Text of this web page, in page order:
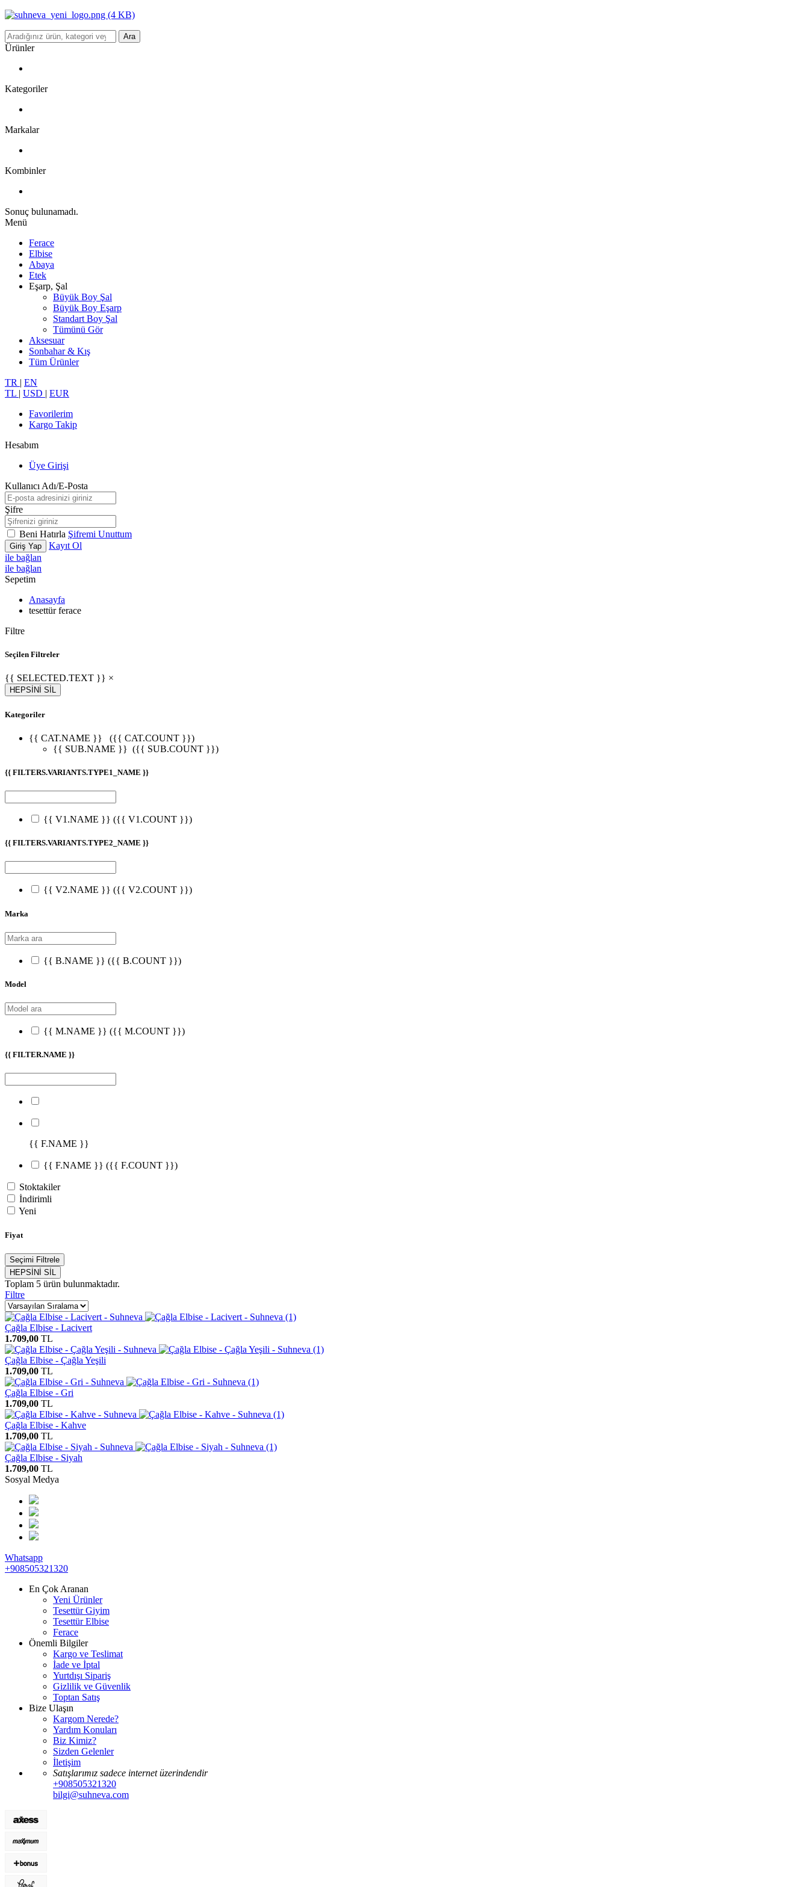
Ara
Ürünler
Kategoriler
Markalar
Kombinler
Sonuç bulunamadı.
Menü
Ferace
Elbise
Abaya
Etek
Eşarp, Şal
Büyük Boy Şal
Büyük Boy Eşarp
Standart Boy Şal
Tümünü Gör
Aksesuar
Sonbahar & Kış
Tüm Ürünler
TR | EN
TL | USD | EUR
Favorilerim
Kargo Takip
Hesabım
Üye Girişi
Kullanıcı Adı/E-Posta
Şifre
Beni Hatırla Şifremi Unuttum
Giriş Yap
Kayıt Ol
ile bağlan
ile bağlan
Sepetim
Anasayfa
tesettür ferace
Filtre
Seçilen Filtreler
{{ SELECTED.TEXT }} ×
HEPSİNİ SİL
Kategoriler
{{ CAT.NAME }}
({{ CAT.COUNT }})
{{ SUB.NAME }} ({{ SUB.COUNT }})
{{ FILTERS.VARIANTS.TYPE1_NAME }}
{{ V1.NAME }} ({{ V1.COUNT }})
{{ FILTERS.VARIANTS.TYPE2_NAME }}
{{ V2.NAME }} ({{ V2.COUNT }})
Marka
{{ B.NAME }} ({{ B.COUNT }})
Model
{{ M.NAME }} ({{ M.COUNT }})
{{ FILTER.NAME }}
{{ F.NAME }}
{{ F.NAME }} ({{ F.COUNT }})
Stoktakiler
İndirimli
Yeni
Fiyat
Seçimi Filtrele
HEPSİNİ SİL
Toplam 5 ürün bulunmaktadır.
Filtre
Çağla Elbise - Lacivert
1.709,00 TL
Çağla Elbise - Çağla Yeşili
1.709,00 TL
Çağla Elbise - Gri
1.709,00 TL
Çağla Elbise - Kahve
1.709,00 TL
Çağla Elbise - Siyah
1.709,00 TL
Sosyal Medya
Whatsapp
+908505321320
En Çok Aranan
Yeni Ürünler
Tesettür Giyim
Tesettür Elbise
Ferace
Önemli Bilgiler
Kargo ve Teslimat
İade ve İptal
Yurtdışı Sipariş
Gizlilik ve Güvenlik
Toptan Satış
Bize Ulaşın
Kargom Nerede?
Yardım Konuları
Biz Kimiz?
Sizden Gelenler
İletişim
Satışlarımız sadece internet üzerindendir
+908505321320
bilgi@suhneva.com